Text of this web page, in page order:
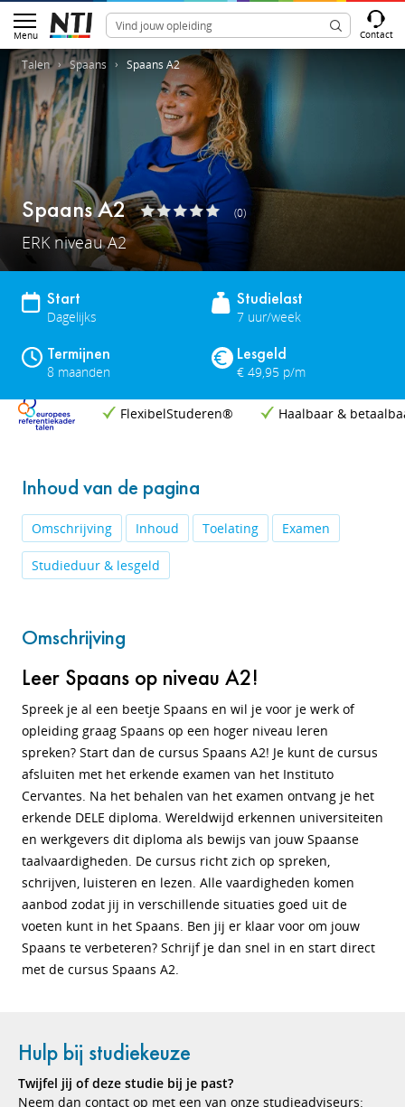
Menu Contact
Talen Spaans Spaans A2
Spaans A2 (0)
ERK niveau A2
Start
Dagelijks
Studielast
7 uur/week
Termijnen
8 maanden
Lesgeld
€ 49,95 p/m
FlexibelStuderen® Haalbaar &
Inhoud van de pagina
Omschrijving Inhoud Toelating Examen
Studieduur & lesgeld
Omschrijving
Leer Spaans op niveau A2!
Spreek je al een beetje Spaans en wil je voor je werk of
opleiding graag Spaans op een hoger niveau leren
spreken? Start dan de cursus Spaans A2! Je kunt de cursus
afsluiten met het erkende examen van het Instituto
Cervantes. Na het behalen van het examen ontvang je het
erkende DELE diploma. Wereldwijd erkennen universiteiten
en werkgevers dit diploma als bewijs van jouw Spaanse
taalvaardigheden. De cursus richt zich op spreken,
schrijven, luisteren en lezen. Alle vaardigheden komen
aanbod zodat jij in verschillende situaties goed uit de
voeten kunt in het Spaans. Ben jij er klaar voor om jouw
Spaans te verbeteren? Schrijf je dan snel in en start direct
met de cursus Spaans A2.
Hulp bij studiekeuze
Twijfel jij of deze studie bij je past?
Neem dan contact op met een van onze studieadviseurs: